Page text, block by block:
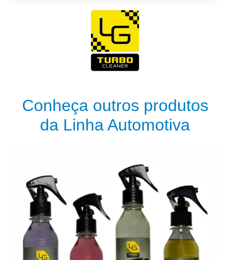
Conheça outros produtos
da Linha Automotiva